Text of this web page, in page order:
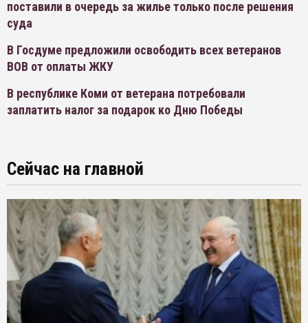
поставили в очередь за жилье только после решения
суда
В Госдуме предложили освободить всех ветеранов
ВОВ от оплаты ЖКУ
В республике Коми от ветерана потребовали
заплатить налог за подарок ко Дню Победы
Сейчас на главной